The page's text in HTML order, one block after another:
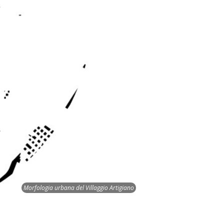
Morfologia urbana del Villaggio Artigiano